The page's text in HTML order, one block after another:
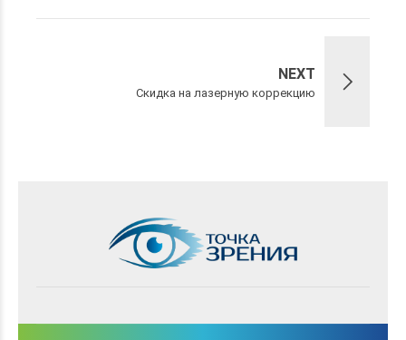
NEXT
Скидка на лазерную коррекцию